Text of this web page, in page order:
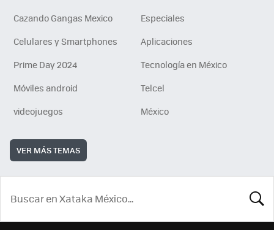
Cazando Gangas Mexico
Especiales
Celulares y Smartphones
Aplicaciones
Prime Day 2024
Tecnología en México
Móviles android
Telcel
videojuegos
México
VER MÁS TEMAS